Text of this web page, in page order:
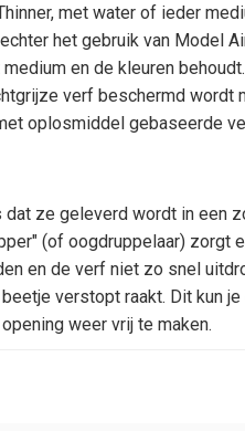
met water of ieder
het gebruik van Model
en de kleuren
verf beschermd wordt
oplosmiddel gebaseerde
ze geleverd wordt in een
(of oogdruppelaar) zorgt
en de verf niet zo snel
verstopt raakt. Dit kun
weer vrij te maken.